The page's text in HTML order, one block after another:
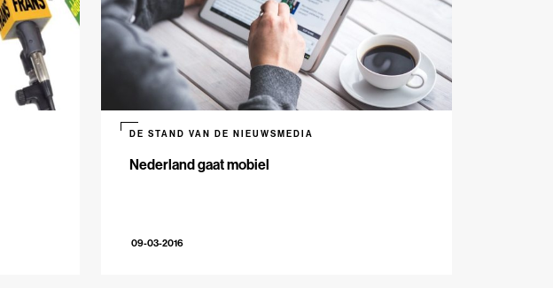
Nederland gaat mobiel
DE STAND VAN DE NIEUWSMEDIA
09-03-2016